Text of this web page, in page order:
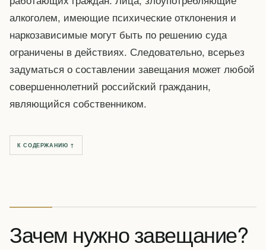
алкоголем, имеющие психические отклонения и
наркозависимые могут быть по решению суда
ограничены в действиях. Следовательно, всерьез
задуматься о составлении завещания может любой
совершеннолетний российский гражданин,
являющийся собственником.
К СОДЕРЖАНИЮ ↑
Зачем нужно завещание?